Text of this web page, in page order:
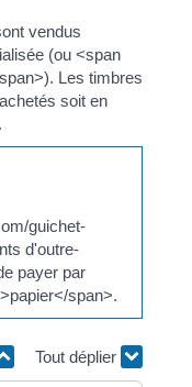
vendus
(ou <span
Les timbres
soit en
guichet-
d'outre-
payer par
span>.
Tout déplier